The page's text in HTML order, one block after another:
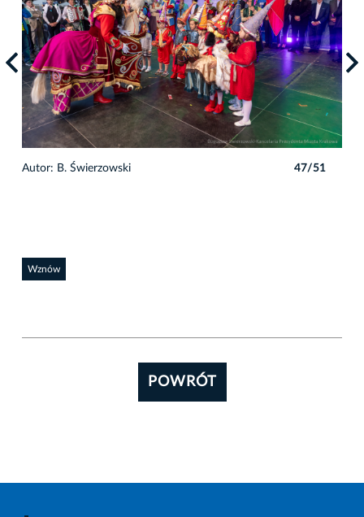
Autor: B. Świerzowski 47/51
Wznów
POWRÓT